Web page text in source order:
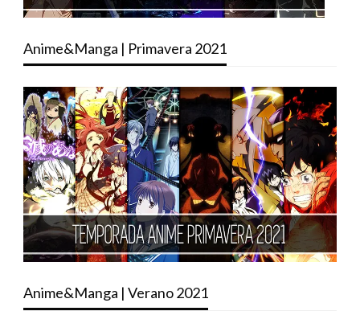
Anime&Manga | Primavera 2021
Anime&Manga | Verano 2021